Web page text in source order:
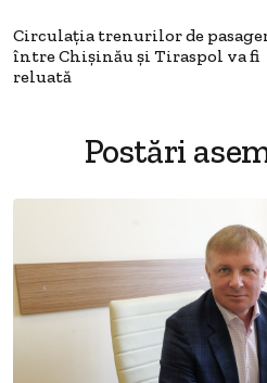
Circulația trenurilor de
între Chișinău și Tiraspol va fi
reluată
Postări